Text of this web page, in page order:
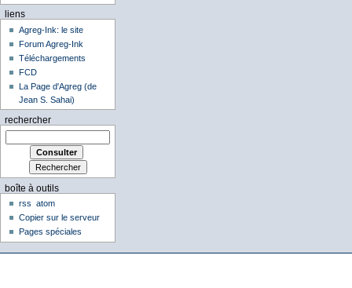
liens
Agreg-Ink: le site
Forum Agreg-Ink
Téléchargements
FCD
La Page d'Agreg (de
Jean S. Sahai)
rechercher
boîte à outils
rss
atom
Copier sur le serveur
Pages spéciales